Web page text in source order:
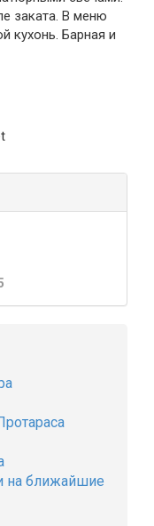
заката. В меню
кухонь. Барная и
на ближайшие